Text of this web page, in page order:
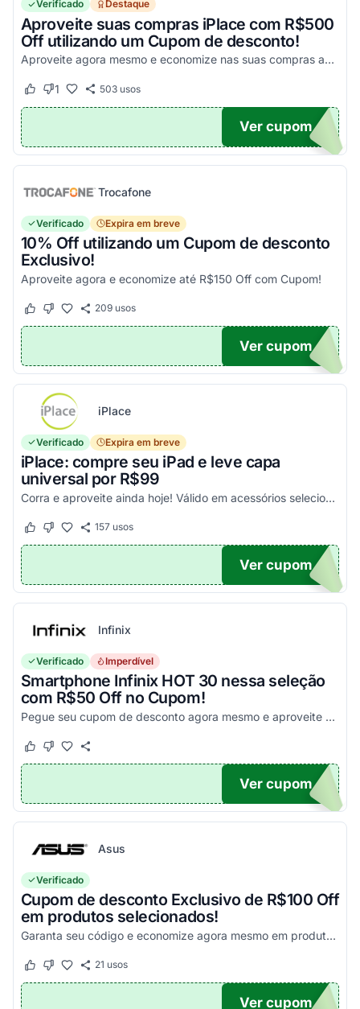
Verificado Destaque
Aproveite suas compras iPlace com R$500
Off utilizando um Cupom de desconto!
Aproveite agora mesmo e economize nas suas compras acima de R$7.199,99!
Este cupom funcionou
Este cupom não funcionou
1 503usos
500
Ver cupom
Trocafone
Verificado Expira em breve
10% Off utilizando um Cupom de desconto
Exclusivo!
Aproveite agora e economize até R$150 Off com Cupom!
Este cupom funcionou
Este cupom não funcionou
209usos
OM10
Ver cupom
iPlace
Verificado Expira em breve
iPlace: compre seu iPad e leve capa
universal por R$99
Corra e aproveite ainda hoje! Válido em acessórios selecionados!
Este cupom funcionou
Este cupom não funcionou
157usos
PA
Ver cupom
Infinix
Verificado Imperdível
Smartphone Infinix HOT 30 nessa seleção
com R$50 Off no Cupom!
Pegue seu cupom de desconto agora mesmo e aproveite esta incrível oportunidade para economizar nas suas compras com este código!
Este cupom funcionou
Este cupom não funcionou
X50
Ver cupom
Asus
Verificado
Cupom de desconto Exclusivo de R$100 Off
em produtos selecionados!
Garanta seu código e economize agora mesmo em produtos selecionados!
Este cupom funcionou
Este cupom não funcionou
21 usos
100
Ver cupom